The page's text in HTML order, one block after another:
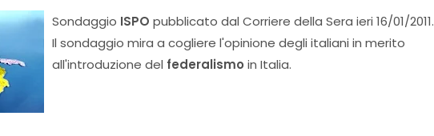
Sondaggio ISPO pubblicato dal Corriere della Sera ieri 16/01/2011.
Il sondaggio mira a cogliere l'opinione degli italiani in merito
all'introduzione del federalismo in Italia.